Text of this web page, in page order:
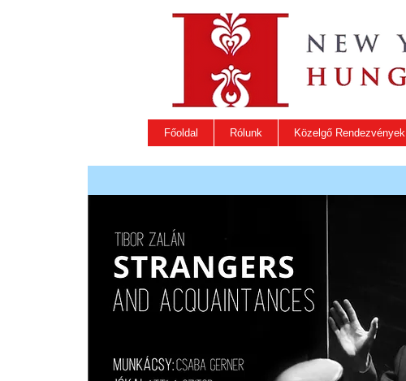
Főoldal Rólunk Közelgő Rendezvények